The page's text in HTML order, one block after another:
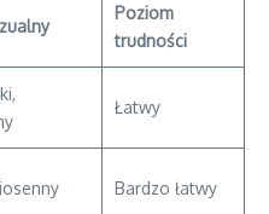
Poziom
trudności
Łatwy
Bardzo łatwy